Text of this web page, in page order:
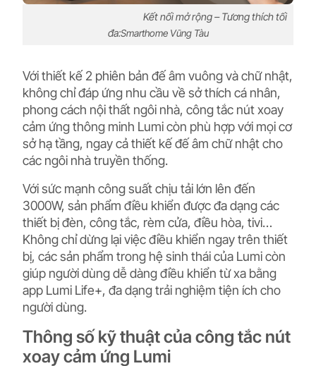
Kết nối mở rộng – Tương thích tối
đa:Smarthome Vũng Tàu
Với thiết kế 2 phiên bản đế âm vuông và chữ nhật,
không chỉ đáp ứng nhu cầu về sở thích cá nhân,
phong cách nội thất ngôi nhà, công tắc nút xoay
cảm ứng thông minh Lumi còn phù hợp với mọi cơ
sở hạ tầng, ngay cả thiết kế đế âm chữ nhật cho
các ngôi nhà truyền thống.
Với sức mạnh công suất chịu tải lớn lên đến
3000W, sản phẩm điều khiển được đa dạng các
thiết bị đèn, công tắc, rèm cửa, điều hòa, tivi…
Không chỉ dừng lại việc điều khiển ngay trên thiết
bị, các sản phẩm trong hệ sinh thái của Lumi còn
giúp người dùng dễ dàng điều khiển từ xa bằng
app Lumi Life+, đa dạng trải nghiệm tiện ích cho
người dùng.
Thông số kỹ thuật của công tắc nút
xoay cảm ứng Lumi